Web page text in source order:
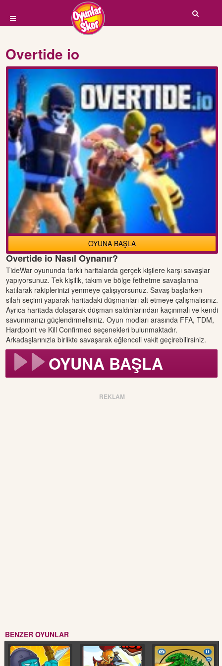
Overtide io
OYUNA BAŞLA
Overtide io Nasıl Oynanır?
TideWar oyununda farklı haritalarda gerçek kişilere karşı savaşlar
yapıyorsunuz. Tek kişilik, takım ve bölge fethetme savaşlarına
katılarak rakiplerinizi yenmeye çalışıyorsunuz. Savaş başlarken
silah seçimi yaparak haritadaki düşmanları alt etmeye çalışmalısınız.
Ayrıca haritada dolaşarak düşman saldırılarından kaçınmalı ve kendi
savunmanızı güçlendirmelisiniz. Oyun modları arasında FFA, TDM,
Hardpoint ve Kill Confirmed seçenekleri bulunmaktadır.
Arkadaşlarınızla birlikte savaşarak eğlenceli vakit geçirebilirsiniz.
OYUNA BAŞLA
REKLAM
BENZER OYUNLAR